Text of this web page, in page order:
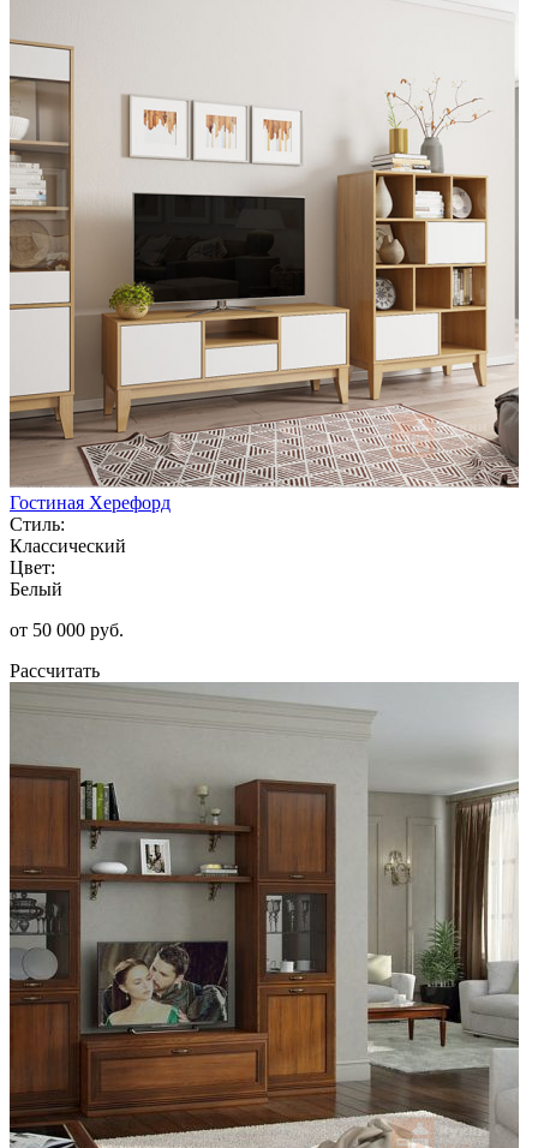
Гостиная Херефорд
Стиль:
Классический
Цвет:
Белый
от 50 000 руб.
Рассчитать